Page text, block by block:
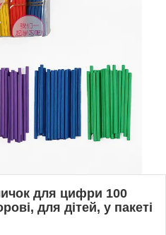
для цифри 100
для дітей, у пакеті